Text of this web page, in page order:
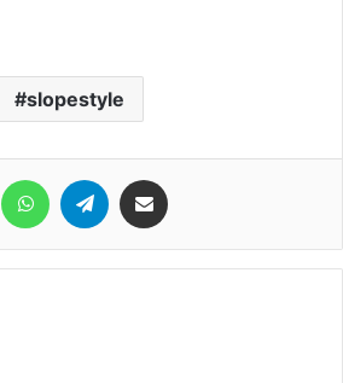
slopestyle
Reddit WhatsAppTelegram